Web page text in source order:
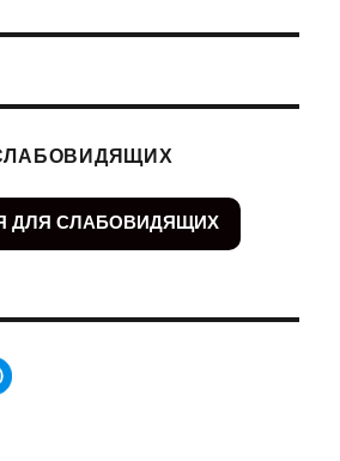
ДЛЯ СЛАБОВИДЯЩИХ